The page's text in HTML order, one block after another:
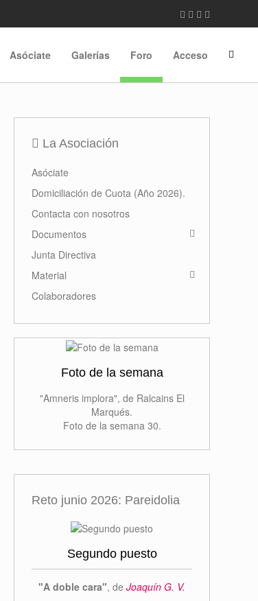
Asóciate Galerías Foro Acceso
La Asociación
Asóciate
Domiciliación de Cuota (Año 2026).
Contacta con nosotros
Documentos
Junta Directiva
Material
Colaboradores
Foto de la semana
"Amneris implora", de Ralcains El
Marqués.
Foto de la semana 30.
Reto junio 2026: Pareidolia
Segundo puesto
"A doble cara", de Joaquín G. V.